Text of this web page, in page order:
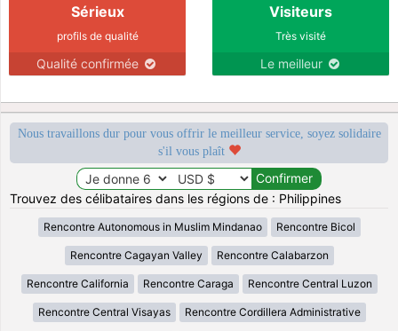
Sérieux
profils de qualité
Qualité confirmée
Visiteurs
Très visité
Le meilleur
Nous travaillons dur pour vous offrir le meilleur service, soyez solidaire
s'il vous plaît
Trouvez des célibataires dans les régions de : Philippines
Rencontre Autonomous in Muslim Mindanao Rencontre Bicol
Rencontre Cagayan Valley Rencontre Calabarzon
Rencontre California Rencontre Caraga Rencontre Central Luzon
Rencontre Central Visayas Rencontre Cordillera Administrative